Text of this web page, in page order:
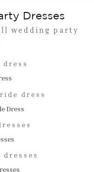
Dresses
wedding party
Dress